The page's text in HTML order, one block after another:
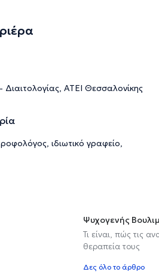
Διαιτολογίας, ΑΤΕΙ Θεσσαλονίκης
ιδιωτικό γραφείο,
Ψυχογενής
Τι είναι, πώς τις
θεραπεία τους
Δες όλο το άρθρο